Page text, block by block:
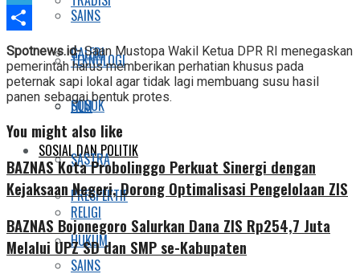
SAINS
TEKNOLOGI
SOSOK
SOSIAL DAN POLITIK
PRESPEKTIF
HUKUM
GALERI
FILM
SASTRA
RELIGI
SAINS
Telegram
Share
Spotnews.id-Saan Mustopa Wakil Ketua DPR RI menegaskan
pemerintah harus memberikan perhatian khusus pada
peternak sapi lokal agar tidak lagi membuang susu hasil
panen sebagai bentuk protes.
You might also like
BAZNAS Kota Probolinggo Perkuat Sinergi dengan
Kejaksaan Negeri, Dorong Optimalisasi Pengelolaan ZIS
BAZNAS Bojonegoro Salurkan Dana ZIS Rp254,7 Juta
Melalui UPZ SD dan SMP se-Kabupaten